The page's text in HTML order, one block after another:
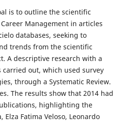
is to outline the scientific
Management in articles
databases, seeking to
trends from the scientific
A descriptive research with a
out, which used survey
through a Systematic Review.
The results show that 2014 had
highlighting the
Elza Fatima Veloso, Leonardo